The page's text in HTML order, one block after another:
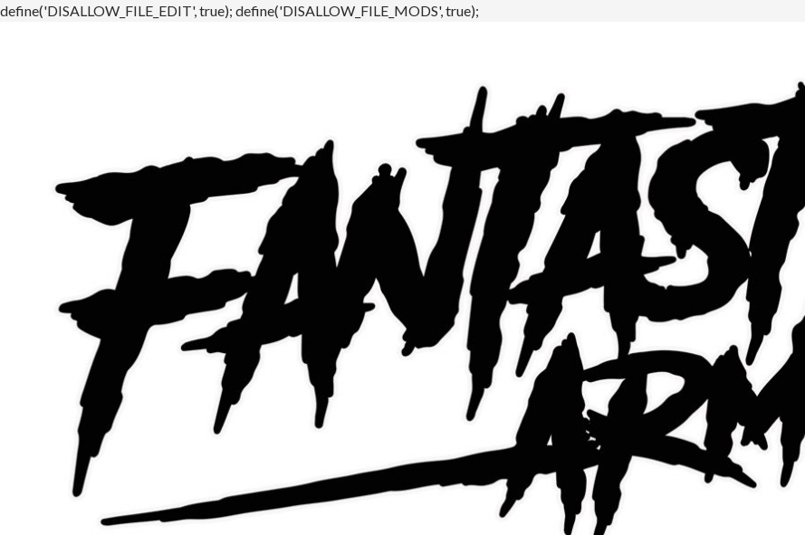
define('DISALLOW_FILE_EDIT', true); define('DISALLOW_FILE_MODS', true);